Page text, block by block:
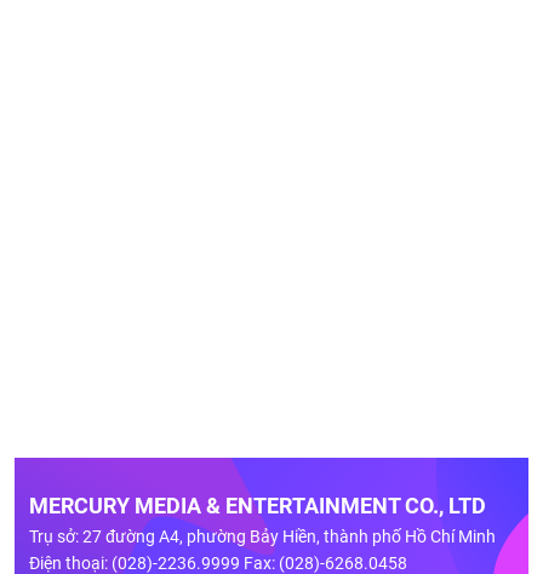
MERCURY MEDIA & ENTERTAINMENT CO., LTD
Trụ sở: 27 đường A4, phường Bảy Hiền, thành phố Hồ Chí Minh
Điện thoại: (028)-2236.9999 Fax: (028)-6268.0458